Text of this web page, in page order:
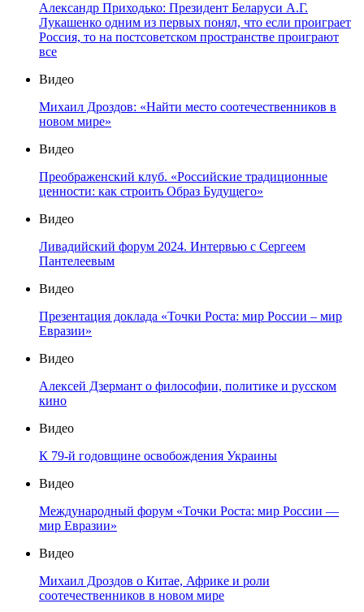
Александр Приходько: Президент Беларуси А.Г.
Лукашенко одним из первых понял, что если проиграет
Россия, то на постсоветском пространстве проиграют
все
Видео
Михаил Дроздов: «Найти место соотечественников в
новом мире»
Видео
Преображенский клуб. «Российские традиционные
ценности: как строить Образ Будущего»
Видео
Ливадийский форум 2024. Интервью с Сергеем
Пантелеевым
Видео
Презентация доклада «Точки Роста: мир России – мир
Евразии»
Видео
Алексей Дзермант о философии, политике и русском
кино
Видео
К 79-й годовщине освобождения Украины
Видео
Международный форум «Точки Роста: мир России —
мир Евразии»
Видео
Михаил Дроздов о Китае, Африке и роли
соотечественников в новом мире